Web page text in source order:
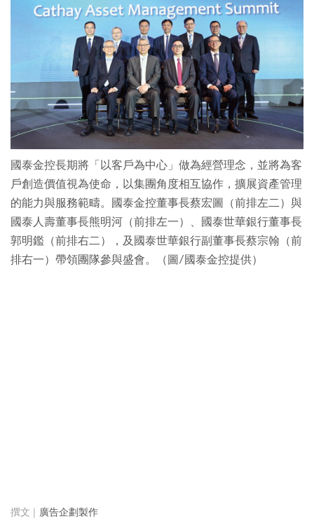
國泰金控長期將「以客戶為中心」做為經營理念，並將為客
戶創造價值視為使命，以集團角度相互協作，擴展資產管理
的能力與服務範疇。國泰金控董事長蔡宏圖（前排左二）與
國泰人壽董事長熊明河（前排左一）、國泰世華銀行董事長
郭明鑑（前排右二），及國泰世華銀行副董事長蔡宗翰（前
排右一）帶領團隊參與盛會。（圖∕國泰金控提供）
廣告企劃製作